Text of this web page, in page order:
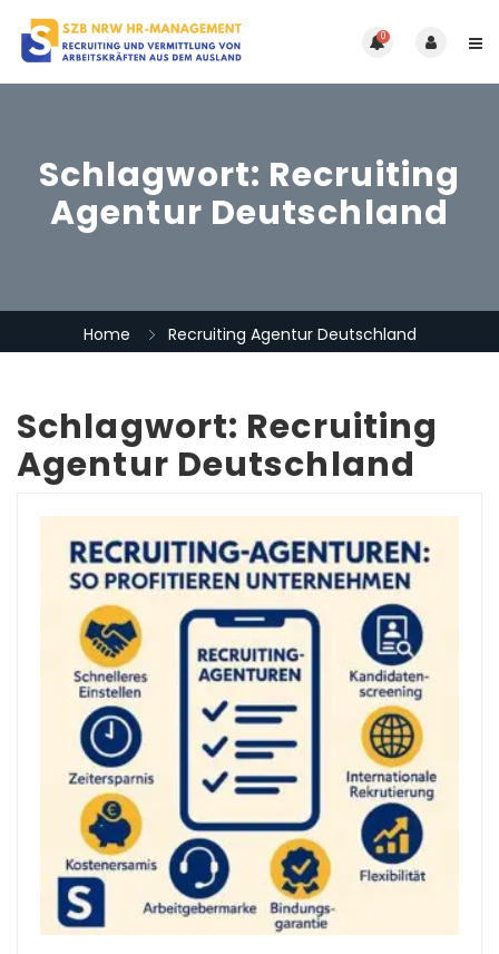
0
Schlagwort: Recruiting
Agentur Deutschland
Home Recruiting Agentur Deutschland
Schlagwort: Recruiting
Agentur Deutschland